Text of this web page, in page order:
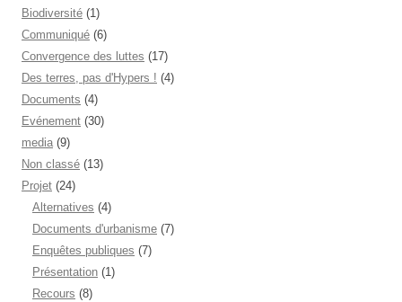
Biodiversité (1)
Communiqué (6)
Convergence des luttes (17)
Des terres, pas d'Hypers ! (4)
Documents (4)
Evénement (30)
media (9)
Non classé (13)
Projet (24)
Alternatives (4)
Documents d'urbanisme (7)
Enquêtes publiques (7)
Présentation (1)
Recours (8)